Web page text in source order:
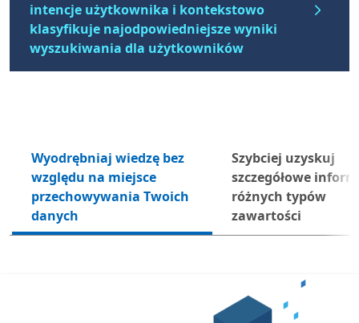
intencje użytkownika i kontekstowo
klasyfikuje najodpowiedniejsze wyniki
wyszukiwania dla użytkowników
Wyodrębniaj wiedzę bez
względu na miejsce
przechowywania Twoich
danych
Szybciej uzyskuj
szczegółowe
różnych typów
zawartości